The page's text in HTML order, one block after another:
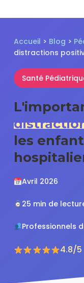
Accueil > Blog >
distractions
Santé
les
Avril 2026
25 min de
Professionnels
4.8/5